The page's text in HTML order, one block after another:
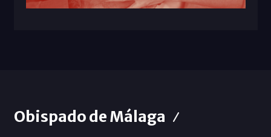
Obispado de Málaga